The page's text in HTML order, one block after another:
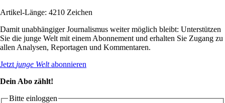
Artikel-Länge: 4210 Zeichen
Damit unabhängiger Journalismus weiter möglich bleibt: Unterstützen
Sie die junge Welt mit einem Abonnement und erhalten Sie Zugang zu
allen Analysen, Reportagen und Kommentaren.
Jetzt junge Weltabonnieren
Dein Abo zählt!
Bitte einloggen